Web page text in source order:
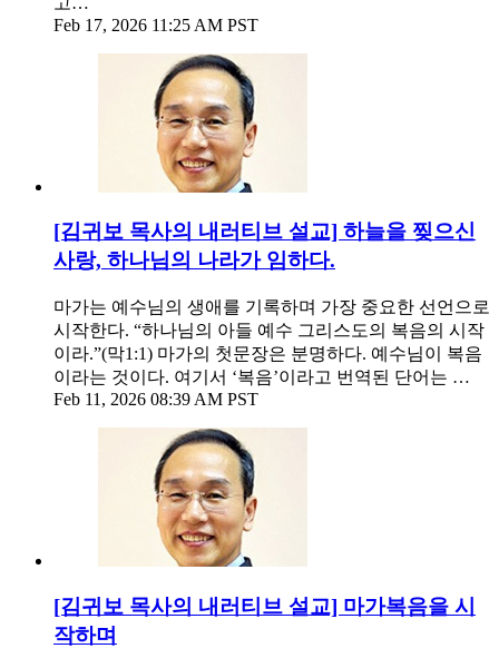
Feb 17, 2026 11:25 AM PST
[김귀보 목사의 내러티브 설교] 하늘을 찢으신
사랑, 하나님의 나라가 임하다.
마가는 예수님의 생애를 기록하며 가장 중요한 선언으로
시작한다. “하나님의 아들 예수 그리스도의 복음의 시작
이라.”(막1:1) 마가의 첫문장은 분명하다. 예수님이 복음
이라는 것이다. 여기서 ‘복음’이라고 번역된 단어는 …
Feb 11, 2026 08:39 AM PST
[김귀보 목사의 내러티브 설교] 마가복음을 시
작하며